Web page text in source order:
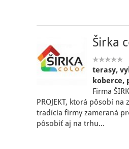
Širka
terasy,
koberce,
Firma
PROJEKT, ktorá pôsobí
tradícia firmy zameraná
pôsobiť aj na trhu…